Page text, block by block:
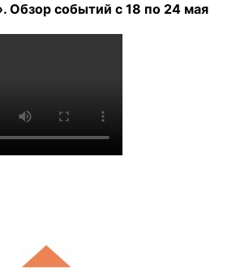
Обзор событий с 18 по 24 мая